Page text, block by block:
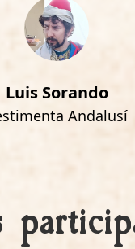
Luis Sorando
Andalusí